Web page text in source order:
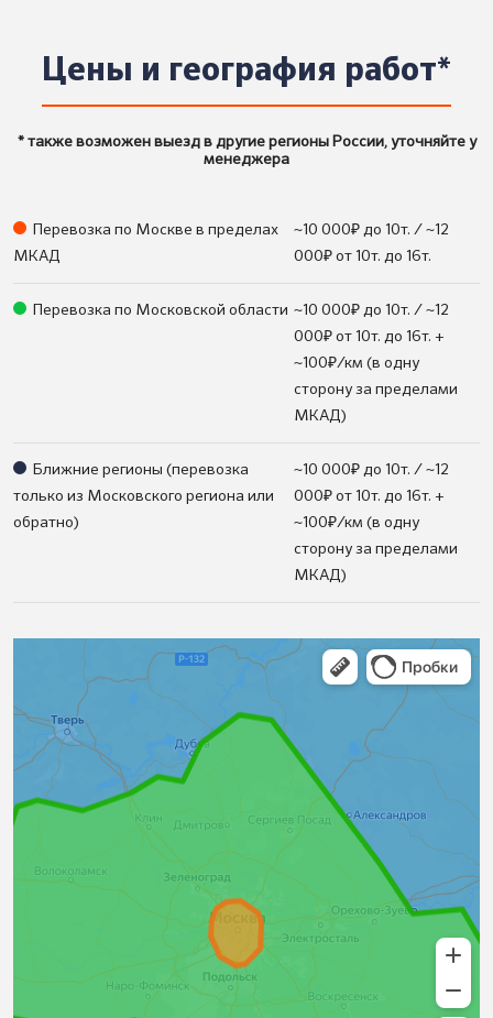
Цены и география работ*
* также возможен выезд в другие регионы России, уточняйте у
менеджера
Перевозка по Москве в пределах
МКАД
~10 000₽ до 10т. / ~12
000₽ от 10т. до 16т.
Перевозка по Московской области ~10 000₽ до 10т. / ~12
000₽ от 10т. до 16т. +
~100₽/км (в одну
сторону за пределами
МКАД)
Ближние регионы (перевозка
только из Московского региона или
обратно)
~10 000₽ до 10т. / ~12
000₽ от 10т. до 16т. +
~100₽/км (в одну
сторону за пределами
МКАД)